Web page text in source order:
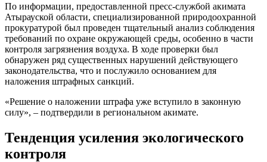
По информации, предоставленной пресс-службой акимата
Атырауской области, специализированной природоохранной
прокуратурой был проведен тщательный анализ соблюдения
требований по охране окружающей среды, особенно в части
контроля загрязнения воздуха. В ходе проверки был
обнаружен ряд существенных нарушений действующего
законодательства, что и послужило основанием для
наложения штрафных санкций.
«Решение о наложении штрафа уже вступило в законную
силу», – подтвердили в региональном акимате.
Тенденция усиления экологического
контроля